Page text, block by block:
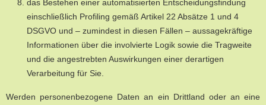
das Bestehen einer automatisierten Entscheidungsfindung
einschließlich Profiling gemäß Artikel 22 Absätze 1 und 4
DSGVO und – zumindest in diesen Fällen – aussagekräftige
Informationen über die involvierte Logik sowie die Tragweite
und die angestrebten Auswirkungen einer derartigen
Verarbeitung für Sie.
Werden personenbezogene Daten an ein Drittland oder an eine